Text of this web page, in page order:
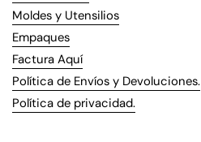
Moldes y Utensilios
Empaques
Factura Aquí
Política de Envíos y Devoluciones.
Política de privacidad.